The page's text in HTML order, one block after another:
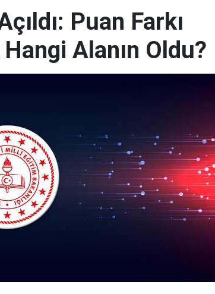
Puan Farkı
Alanın Oldu?